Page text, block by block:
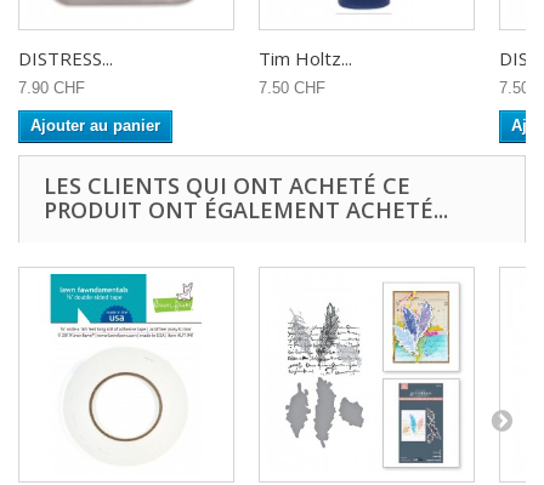
DISTRESS...
7.90 CHF
Ajouter au panier
Tim Holtz...
7.50 CHF 7.50
LES CLIENTS QUI ONT ACHETÉ CE
PRODUIT ONT ÉGALEMENT ACHETÉ...